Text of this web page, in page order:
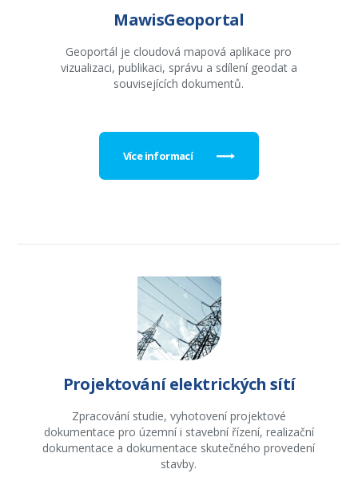
MawisGeoportal
Geoportál je cloudová mapová aplikace pro
vizualizaci, publikaci, správu a sdílení geodat a
souvisejících dokumentů.
Více informací
Projektování elektrických sítí
Zpracování studie, vyhotovení projektové
dokumentace pro územní i stavební řízení, realizační
dokumentace a dokumentace skutečného provedení
stavby.